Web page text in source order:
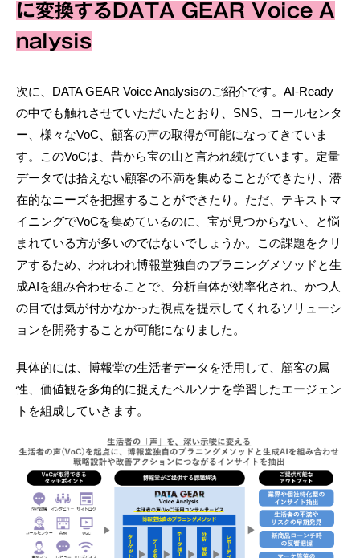
に変換するDATA GEAR Voice A
nalysis
次に、DATA GEAR Voice Analysisのご紹介です。AI-Ready
の中でも触れさせていただいたとおり、SNS、コールセンタ
ー、様々なVoC、顧客の声の取得が可能になってきていま
す。このVoCは、昔から宝の山と言われ続けています。定量
データでは拾えない顧客の不満を集めることができたり、潜
在的なニーズを把握することができたり。ただ、テキストマ
イニングでVoCを集めているのに、宝が見つからない、と悩
まれている方が多いのではないでしょうか。この課題をクリ
アするため、われわれ博報堂独自のプラニングメソッドと生
成AIを組み合わせることで、分析自体が効率化され、かつ人
の目では気が付かなかった視点を提示してくれるソリューシ
ョンを開発することが可能になりました。
具体的には、博報堂の生活者データを活用して、顧客の属
性、価値観を多角的に捉えたペルソナを学習したエージェン
トを組成していきます。